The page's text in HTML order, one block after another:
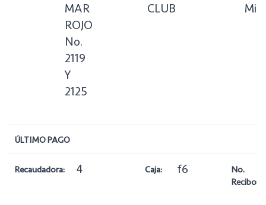
MAR
ROJO
No.
2119
Y
2125
CLUB
ÚLTIMO PAGO
Recaudadora: 4 Caja: f6
No.
Recibo: